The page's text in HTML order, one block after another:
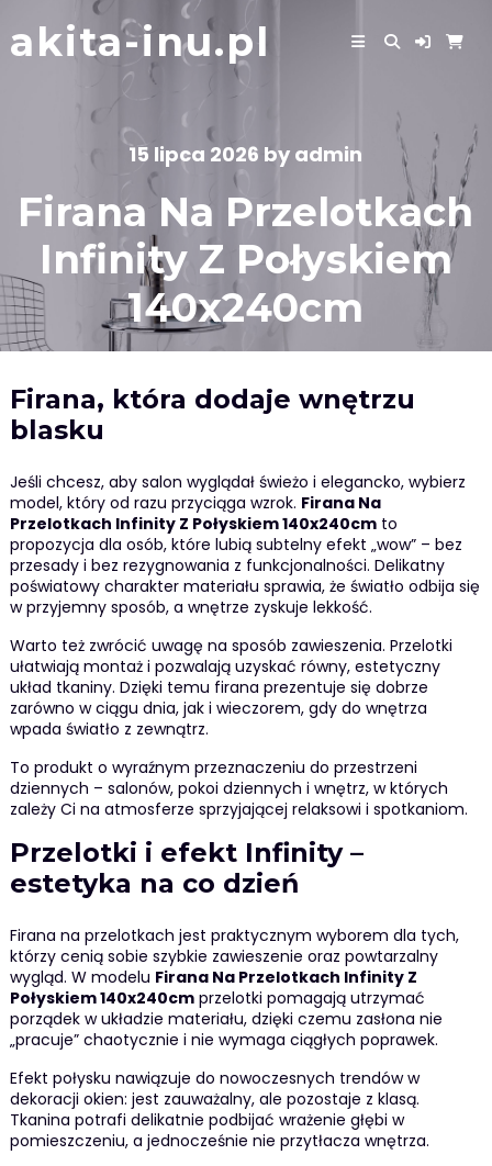
to
content
akita-inu.pl
15 lipca 2026 by admin
Firana Na Przelotkach
Infinity Z Połyskiem
140x240cm
Firana, która dodaje wnętrzu
blasku
Jeśli chcesz, aby salon wyglądał świeżo i elegancko, wybierz
model, który od razu przyciąga wzrok. Firana Na
Przelotkach Infinity Z Połyskiem 140x240cmto
propozycja dla osób, które lubią subtelny efekt „wow” – bez
przesady i bez rezygnowania z funkcjonalności. Delikatny
poświatowy charakter materiału sprawia, że światło odbija się
w przyjemny sposób, a wnętrze zyskuje lekkość.
Warto też zwrócić uwagę na sposób zawieszenia. Przelotki
ułatwiają montaż i pozwalają uzyskać równy, estetyczny
układ tkaniny. Dzięki temu firana prezentuje się dobrze
zarówno w ciągu dnia, jak i wieczorem, gdy do wnętrza
wpada światło z zewnątrz.
To produkt o wyraźnym przeznaczeniu do przestrzeni
dziennych – salonów, pokoi dziennych i wnętrz, w których
zależy Ci na atmosferze sprzyjającej relaksowi i spotkaniom.
Przelotki i efekt Infinity –
estetyka na co dzień
Firana na przelotkach jest praktycznym wyborem dla tych,
którzy cenią sobie szybkie zawieszenie oraz powtarzalny
wygląd. W modelu Firana Na Przelotkach Infinity Z
Połyskiem 140x240cmprzelotki pomagają utrzymać
porządek w układzie materiału, dzięki czemu zasłona nie
„pracuje” chaotycznie i nie wymaga ciągłych poprawek.
Efekt połysku nawiązuje do nowoczesnych trendów w
dekoracji okien: jest zauważalny, ale pozostaje z klasą.
Tkanina potrafi delikatnie podbijać wrażenie głębi w
pomieszczeniu, a jednocześnie nie przytłacza wnętrza.